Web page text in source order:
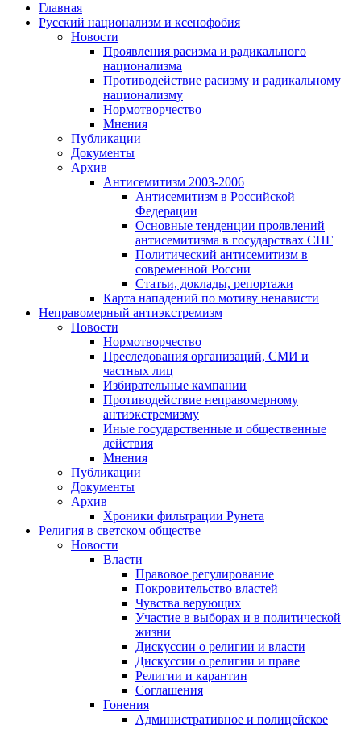
Главная
Русский национализм и ксенофобия
Новости
Проявления расизма и радикального
национализма
Противодействие расизму и радикальному
национализму
Нормотворчество
Мнения
Публикации
Документы
Архив
Антисемитизм 2003-2006
Антисемитизм в Российской
Федерации
Основные тенденции проявлений
антисемитизма в государствах СНГ
Политический антисемитизм в
современной России
Статьи, доклады, репортажи
Карта нападений по мотиву ненависти
Неправомерный антиэкстремизм
Новости
Нормотворчество
Преследования организаций, СМИ и
частных лиц
Избирательные кампании
Противодействие неправомерному
антиэкстремизму
Иные государственные и общественные
действия
Мнения
Публикации
Документы
Архив
Хроники фильтрации Рунета
Религия в светском обществе
Новости
Власти
Правовое регулирование
Покровительство властей
Чувства верующих
Участие в выборах и в политической
жизни
Дискуссии о религии и власти
Дискуссии о религии и праве
Религии и карантин
Соглашения
Гонения
Административное и полицейское